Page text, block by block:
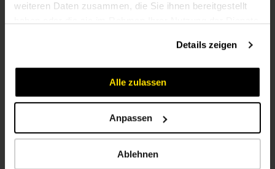
weiteren Daten zusammen, die Sie ihnen bereitgestellt
Details zeigen
Alle zulassen
Anpassen
Ablehnen